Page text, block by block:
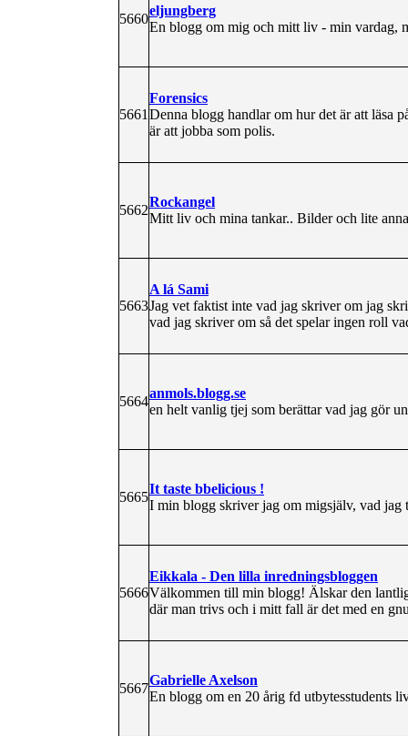
5660
eljungberg
En blogg om mig och mitt liv - min vardag,
5661
Forensics
Denna blogg handlar om hur det är att läsa
är att jobba som polis.
5662
Rockangel
Mitt liv och mina tankar.. Bilder och lite
5663
A lá Sami
Jag vet faktist inte vad jag skriver om jag
vad jag skriver om så det spelar ingen roll
5664
anmols.blogg.se
en helt vanlig tjej som berättar vad jag gör
5665
It taste bbelicious !
I min blogg skriver jag om migsjälv, vad
5666
Eikkala - Den lilla inredningsbloggen
Välkommen till min blogg! Älskar den
där man trivs och i mitt fall är det med en
5667
Gabrielle Axelson
En blogg om en 20 årig fd utbytesstudents